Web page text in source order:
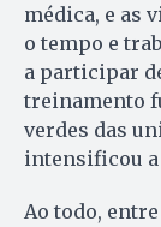
médica, e as
o tempo e
a participar
treinamento
verdes das
intensificou a
Ao todo,